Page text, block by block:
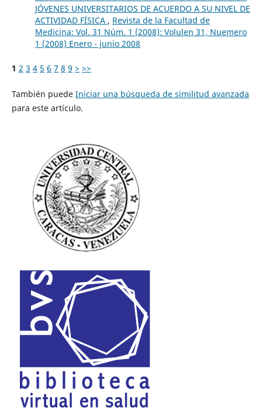
JÓVENES UNIVERSITARIOS DE ACUERDO A SU NIVEL DE
ACTIVIDAD FÍSICA , Revista de la Facultad de
Medicina: Vol. 31 Núm. 1 (2008): Volulen 31, Nuemero
1 (2008) Enero - junio 2008
1 2 3 4 5 6 7 8 9 > >>
También puede Iniciar una búsqueda de similitud avanzada
para este artículo.